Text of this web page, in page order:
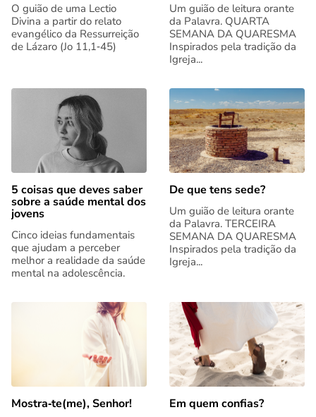
O guião de uma Lectio
Divina a partir do relato
evangélico da Ressurreição
de Lázaro (Jo 11,1‑45)
Um guião de leitura orante
da Palavra. QUARTA
SEMANA DA QUARESMA
Inspirados pela tradição da
Igreja...
5 coisas que deves saber
sobre a saúde mental dos
jovens
Cinco ideias fundamentais
que ajudam a perceber
melhor a realidade da saúde
mental na adolescência.
De que tens sede?
Um guião de leitura orante
da Palavra. TERCEIRA
SEMANA DA QUARESMA
Inspirados pela tradição da
Igreja...
Mostra‑te(me), Senhor! Em quem confias?